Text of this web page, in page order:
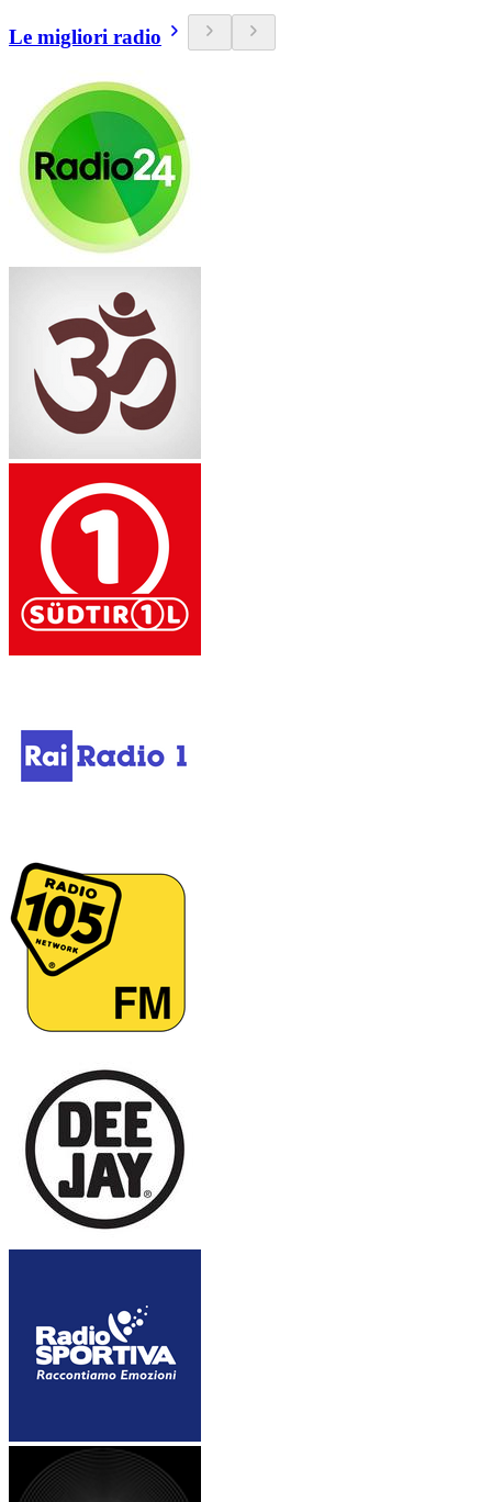
Le migliori radio